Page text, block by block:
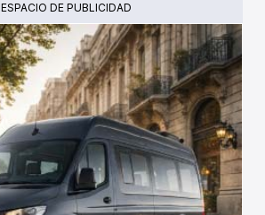
ESPACIO DE PUBLICIDAD